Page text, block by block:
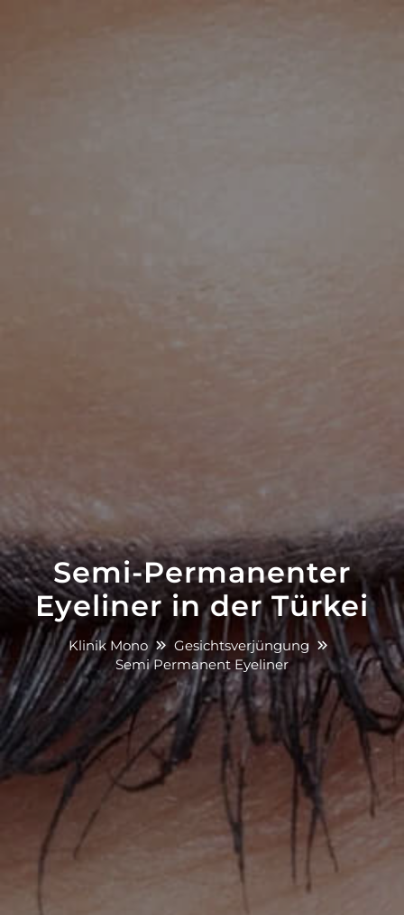
Semi-Permanenter
Eyeliner in der Türkei
Klinik Mono
Gesichtsverjüngung
Semi Permanent Eyeliner